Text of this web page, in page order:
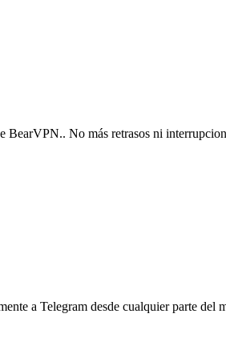
No más retrasos ni
a Telegram desde cualquier parte del